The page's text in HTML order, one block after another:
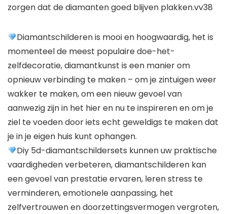
zorgen dat de diamanten goed blijven plakken.vv38
Diamantschilderen is mooi en hoogwaardig, het is
momenteel de meest populaire doe-het-
zelfdecoratie, diamantkunst is een manier om
opnieuw verbinding te maken – om je zintuigen weer
wakker te maken, om een ​​nieuw gevoel van
aanwezig zijn in het hier en nu te inspireren en om je
ziel te voeden door iets echt geweldigs te maken dat
je in je eigen huis kunt ophangen.
Diy 5d-diamantschildersets kunnen uw praktische
vaardigheden verbeteren, diamantschilderen kan
een gevoel van prestatie ervaren, leren stress te
verminderen, emotionele aanpassing, het
zelfvertrouwen en doorzettingsvermogen vergroten,